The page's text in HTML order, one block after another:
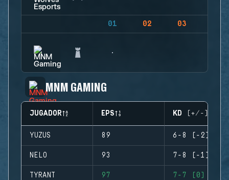
01 02 03
MNM GAMING
JUGADOR EPS KD (+/-)
YUZUS 89 6-8 (-2)
NELO 93 7-8 (-1)
TYRANT 97 7-7 (0)